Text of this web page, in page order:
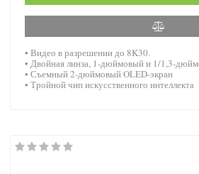
• Видео в разрешении до 8K30.
• Двойная линза, 1-дюймовый и 1/1,3-
• Съемный 2-дюймовый OLED-экран
• Тройной чип искусственного интеллекта